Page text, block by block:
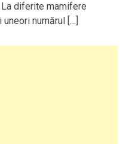
diferite mamifere
numărul […]